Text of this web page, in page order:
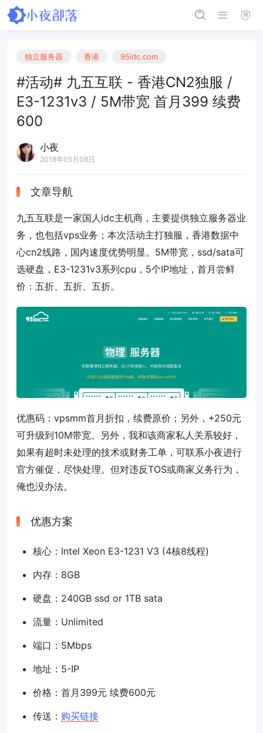
独立服务器 香港 95idc.com
#活动# 九五互联 - 香港CN2独服 /
E3-1231v3 / 5M带宽 首月399 续费
600
小夜
2018年05月08日
文章导航
九五互联是一家国人idc主机商，主要提供独立服务器业
务，也包括vps业务；本次活动主打独服，香港数据中
心cn2线路，国内速度优势明显。5M带宽，ssd/sata可
选硬盘，E3-1231v3系列cpu，5个IP地址，首月尝鲜
价：五折、五折、五折。
优惠码： vpsmm首月折扣，续费原价；另外，+250元
可升级到10M带宽。另外，我和该商家私人关系较好，
如果有超时未处理的技术或财务工单，可联系小夜进行
官方催促，尽快处理。但对违反TOS或商家义务行为，
俺也没办法。
优惠方案
核心：Intel Xeon E3-1231 V3 (4核8线程)
内存：8GB
硬盘：240GB ssd or 1TB sata
流量：Unlimited
端口：5Mbps
地址：5-IP
价格：首月399元 续费600元
传送： 购买链接